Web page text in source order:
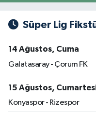
Süper Lig
14 Ağustos, Cuma
Galatasaray - Çorum FK
15 Ağustos,
Konyaspor - Rizespor